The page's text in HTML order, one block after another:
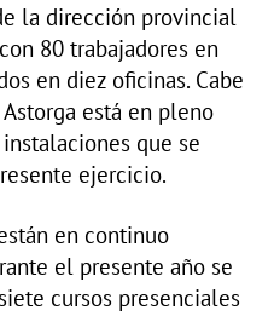
la dirección provincial
80 trabajadores en
en diez oficinas. Cabe
está en pleno
que se
ejercicio.
en continuo
el presente año se
cursos presenciales